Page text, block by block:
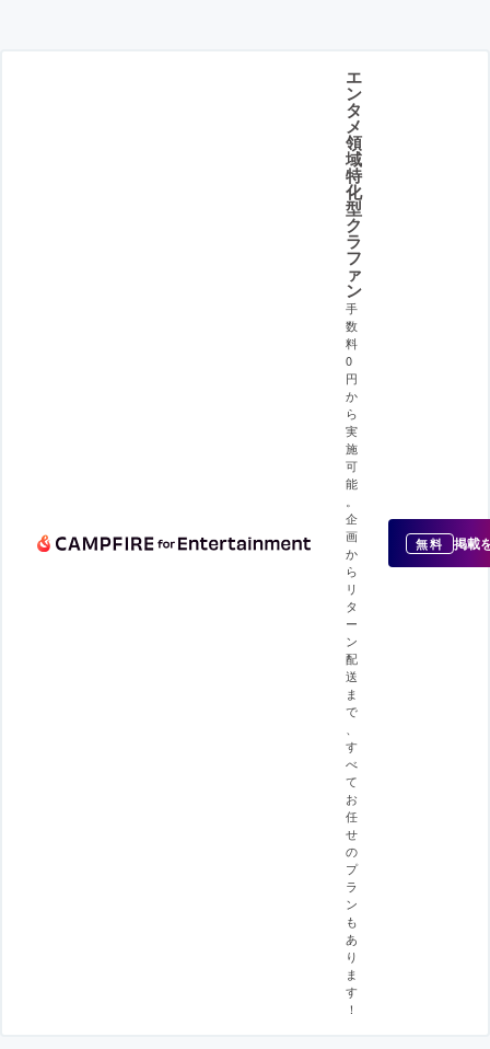
エ
ン
タ
メ
領
域
特
化
型
ク
ラ
フ
ァ
ン
手
数
料
0
円
か
ら
実
施
可
能
企
画
か
ら
リ
タ
ー
ン
配
送
ま
で
す
べ
て
お
任
せ
の
プ
ラ
ン
も
あ
り
ま
す
！
無料 掲載